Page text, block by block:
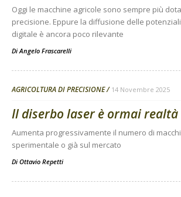
Oggi le macchine agricole sono sempre più
precisione. Eppure la diffusione delle
digitale è ancora poco rilevante
DiAngelo Frascarelli
AGRICOLTURA DI PRECISIONE 14 Novembre 2025
Il diserbo laser è ormai realtà
Aumenta progressivamente il numero di
sperimentale o già sul mercato
Di Ottavio Repetti